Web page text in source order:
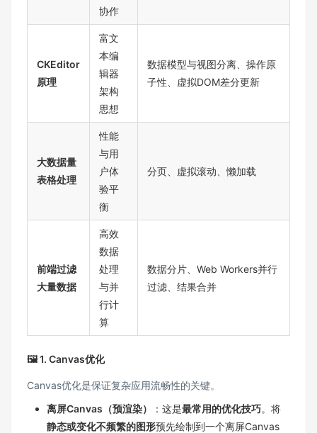
协作
CKEditor
原理
富文
本编
辑器
架构
思想
数据模型与视图分离、操作原
子性、虚拟DOM差分更新
大数据量
表格处理
性能
与用
户体
验平
衡
分页、虚拟滚动、懒加载
前端过滤
大量数据
高效
数据
处理
与并
行计
算
数据分片、Web Workers并行
过滤、结果合并
🖼️ 1. Canvas优化
Canvas优化是保证复杂应用流畅性的关键。
离屏Canvas（预渲染）
：这是最常用的优化技巧。将
静态或变化不频繁的图形预先绘制到一个离屏Canvas